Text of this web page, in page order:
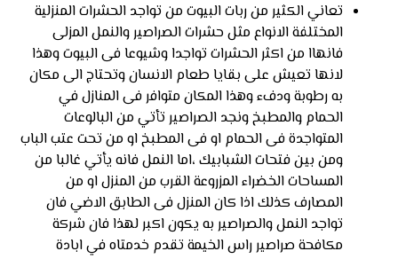
تعاني الكثير من ربات البيوت من تواجد الحشرات المنزلية
المختلفة الانواع مثل حشرات الصراصير والنمل المزلى
فانهاا من اكثر الحشرات تواجدا وشيوعا فى البيوت وهذا
لانها تعيش على بقايا طعام الانسان وتحتاج الى مكان
به رطوبة ودفء وهذا المكان متوافر فى المنازل في
الحمام والمطبخ ونجد الصراصير تأتي من البالوعات
المتواجدة فى الحمام او فى المطبخ او من تحت عتب الباب
ومن بين فتحات الشبابيك ،اما النمل فانه يأتي غالبا من
المساحات الخضراء المزروعة القرب من المنزل او من
المصارف كذلك اذا كان المنزل فى الطابق الاضي فان
تواجد النمل والصراصير به يكون اكبر لهذا فان شركة
مكافحة صراصير راس الخيمة تقدم خدمتاه في ابادة